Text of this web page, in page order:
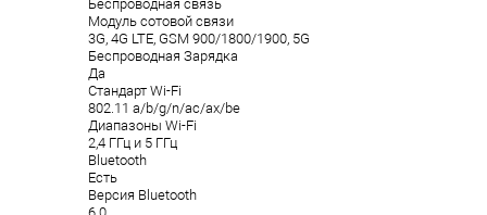
Беспроводная связь
Модуль сотовой связи
3G, 4G LTE, GSM 900/1800/1900, 5G
Беспроводная Зарядка
Да
Стандарт Wi-Fi
802.11 a/b/g/n/ac/ax/be
Диапазоны Wi-Fi
2,4 ГГц и 5 ГГц
Bluetooth
Есть
Версия Bluetooth